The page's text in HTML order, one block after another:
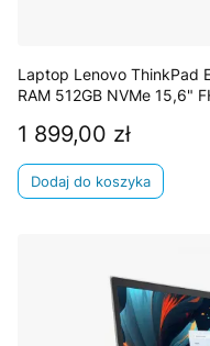
Laptop Lenovo ThinkPad
RAM 512GB NVMe 15,6"
Cena
1 899,00 zł
Dodaj do koszyka